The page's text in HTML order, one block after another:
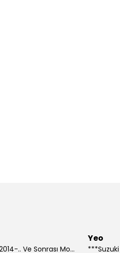
***Lexus NX [Z1] 11.2014-.. Ve Sonrası Model Yılları İçin Uyumlu Yeo Arka Silecek
Yeo